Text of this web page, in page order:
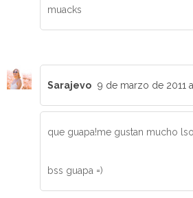
muacks
Sarajevo 9 de marzo de 2011
que guapa!me gustan mucho
bss guapa =)